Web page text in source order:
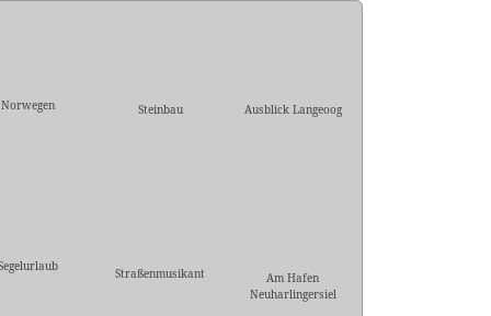
Norwegen Steinbau Ausblick Langeoog
Straßenmusikant
Am Hafen
Neuharlingersiel